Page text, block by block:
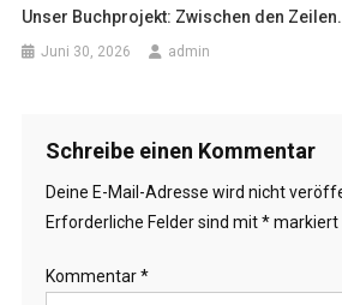
Unser Buchprojekt: Zwischen den
Juni 30, 2026 admin
Schreibe einen Kommentar
Deine E-Mail-Adresse wird nicht
Erforderliche Felder sind mit*markiert
Kommentar*